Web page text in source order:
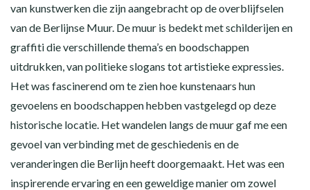
van kunstwerken die zijn aangebracht op de overblijfselen
van de Berlijnse Muur. De muur is bedekt met schilderijen en
graffiti die verschillende thema’s en boodschappen
uitdrukken, van politieke slogans tot artistieke expressies.
Het was fascinerend om te zien hoe kunstenaars hun
gevoelens en boodschappen hebben vastgelegd op deze
historische locatie. Het wandelen langs de muur gaf me een
gevoel van verbinding met de geschiedenis en de
veranderingen die Berlijn heeft doorgemaakt. Het was een
inspirerende ervaring en een geweldige manier om zowel